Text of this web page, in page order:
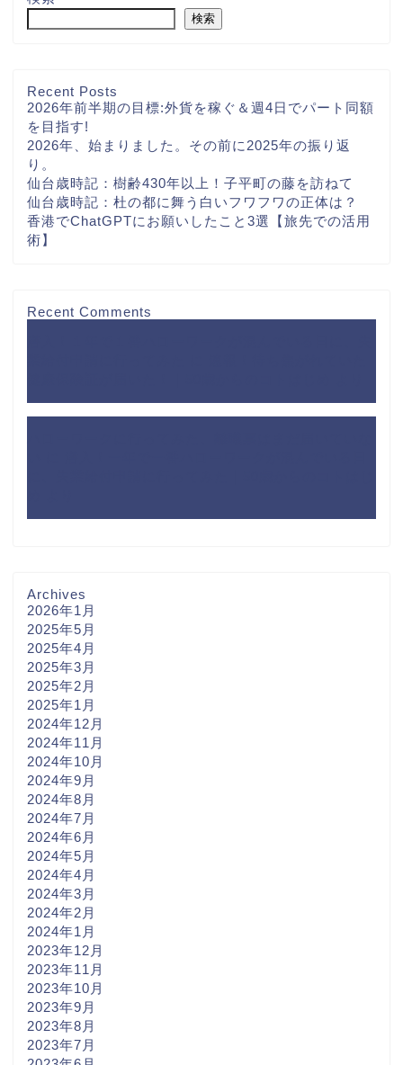
検索
Recent Posts
2026年前半期の目標:外貨を稼ぐ＆週4日でパート同額
を目指す!
2026年、始まりました。その前に2025年の振り返
り。
仙台歳時記：樹齢430年以上！子平町の藤を訪ねて
仙台歳時記：杜の都に舞う白いフワフワの正体は？
香港でChatGPTにお願いしたこと3選【旅先での活用
術】
Recent Comments
Archives
2026年1月
2025年5月
2025年4月
2025年3月
2025年2月
2025年1月
2024年12月
2024年11月
2024年10月
2024年9月
2024年8月
2024年7月
2024年6月
2024年5月
2024年4月
2024年3月
2024年2月
2024年1月
2023年12月
2023年11月
2023年10月
2023年9月
2023年8月
2023年7月